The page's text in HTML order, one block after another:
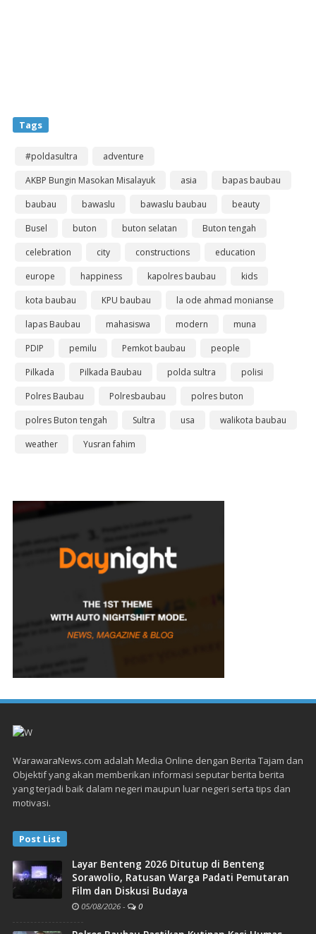
Tags
#poldasultra
adventure
AKBP Bungin Masokan Misalayuk
asia
bapas baubau
baubau
bawaslu bawaslu baubau
beauty
Busel
buton buton selatan
Buton tengah
celebration
city constructions
education
europe
happiness kapolres baubau
kids
kota baubau
KPU baubau
la ode ahmad monianse
lapas Baubau
mahasiswa modern
muna
PDIP
pemilu Pemkot baubau
people
Pilkada
Pilkada Baubau polda sultra
polisi
Polres Baubau
Polresbaubau
polres buton
polres Buton tengah
Sultra usa
walikota baubau
weather
Yusran fahim
WarawaraNews.com adalah Media Online dengan Berita Tajam dan
Objektif yang akan memberikan informasi seputar berita berita
yang terjadi baik dalam negeri maupun luar negeri serta tips dan
motivasi.
Post List
Layar Benteng 2026 Ditutup di Benteng
Sorawolio, Ratusan Warga Padati Pemutaran
Film dan Diskusi Budaya
05/08/2026 - 0